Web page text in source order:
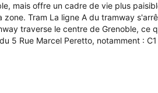
mais offre un cadre de vie plus
Tram La ligne A du tramway
traverse le centre de Grenoble, ce
5 Rue Marcel Peretto, notamment :